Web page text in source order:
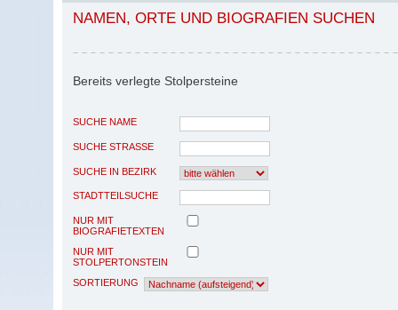
NAMEN, ORTE UND BIOGRAFIEN SUCHEN
Bereits verlegte Stolpersteine
SUCHE NAME
SUCHE STRASSE
SUCHE IN BEZIRK
STADTTEILSUCHE
NUR MIT
BIOGRAFIETEXTEN
NUR MIT
STOLPERTONSTEIN
SORTIERUNG